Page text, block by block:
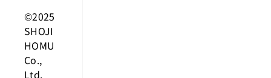
©2025
SHOJI
HOMU
Co.,
Ltd.